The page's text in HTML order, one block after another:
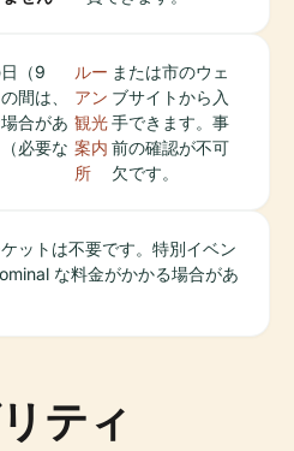
（9
間は、
合があ
必要な
ルー
アン
観光
案内
所
または市のウェ
ブサイトから入
手できます。事
前の確認が不可
欠です。
ットは不要です。特別イベン
な料金がかかる場合があ
ティ